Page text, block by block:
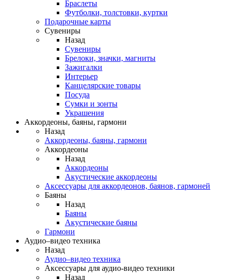
Браслеты
Футболки, толстовки, куртки
Подарочные карты
Сувениры
Назад
Сувениры
Брелоки, значки, магниты
Зажигалки
Интерьер
Канцелярские товары
Посуда
Сумки и зонты
Украшения
Аккордеоны, баяны, гармони
Назад
Аккордеоны, баяны, гармони
Аккордеоны
Назад
Аккордеоны
Акустические аккордеоны
Аксессуары для аккордеонов, баянов, гармоней
Баяны
Назад
Баяны
Акустические баяны
Гармони
Аудио–видео техника
Назад
Аудио–видео техника
Аксессуары для аудио-видео техники
Назад